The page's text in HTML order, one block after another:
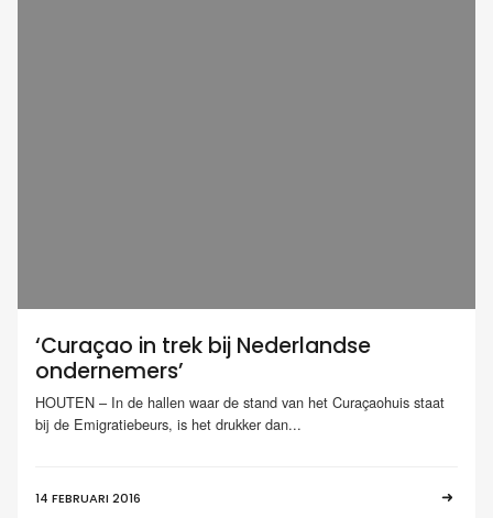
‘Curaçao in trek bij Nederlandse
ondernemers’
HOUTEN – In de hallen waar de stand van het Curaçaohuis staat
bij de Emigratiebeurs, is het drukker dan...
14 FEBRUARI 2016